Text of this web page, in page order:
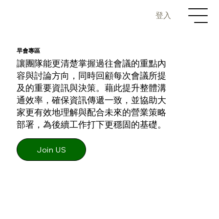
登入
早會專區
讓團隊能更清楚掌握過往會議的重點內
容與討論方向，同時回顧每次會議所提
及的重要資訊與決策。藉此提升整體溝
通效率，確保資訊傳遞一致，並協助大
家更有效地理解與配合未來的營業策略
部署，為後續工作打下更穩固的基礎。
Join US